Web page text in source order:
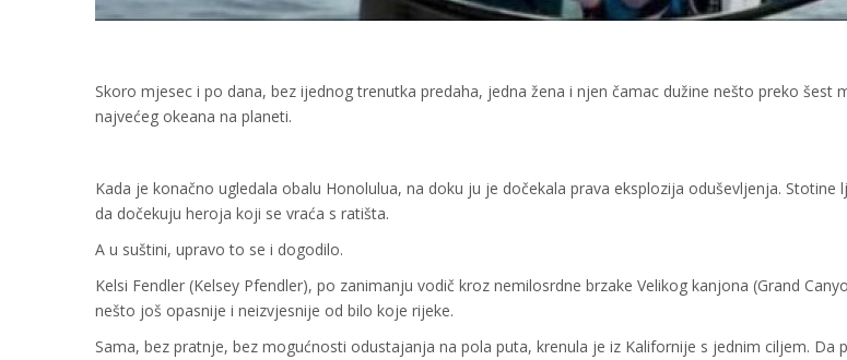
Skoro mjesec i po dana, bez ijednog trenutka predaha, jedna žena i njen čamac dužine nešto preko šest
najvećeg okeana na planeti.
Kada je konačno ugledala obalu Honolulua, na doku ju je dočekala prava eksplozija oduševljenja. Stotine
da dočekuju heroja koji se vraća s ratišta.
A u suštini, upravo to se i dogodilo.
Kelsi Fendler (Kelsey Pfendler), po zanimanju vodič kroz nemilosrdne brzake Velikog kanjona (Grand
nešto još opasnije i neizvjesnije od bilo koje rijeke.
Sama, bez pratnje, bez mogućnosti odustajanja na pola puta, krenula je iz Kalifornije s jednim ciljem. Da